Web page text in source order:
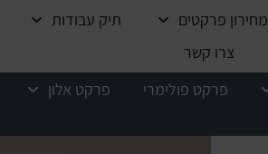
מחירון פרקטים תיק עבודות
צרו קשר
פרקט פולימרי פרקט אלון